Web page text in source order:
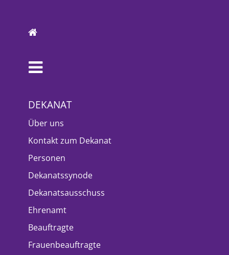
DEKANAT
Über uns
Kontakt zum Dekanat
Personen
Dekanatssynode
Dekanatsausschuss
Ehrenamt
Beauftragte
Frauenbeauftragte